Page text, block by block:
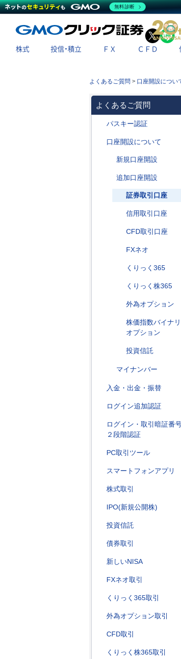
X
株式 投信・積立 ＦＸ ＣＦＤ
よくあるご質問 > 口座開設につい
よくあるご質問
パスキー認証
口座開設について
新規口座開設
追加口座開設
証券取引口座
信用取引口座
CFD取引口座
FXネオ
くりっく365
くりっく株365
外為オプション
株価指数バイナ
オプション
投資信託
マイナンバー
入金・出金・振替
ログイン追加認証
ログイン・取引暗証番
２段階認証
PC取引ツール
スマートフォンアプリ
株式取引
IPO(新規公開株)
投資信託
債券取引
新しいNISA
FXネオ取引
くりっく365取引
外為オプション取引
CFD取引
くりっく株365取引
無料診断